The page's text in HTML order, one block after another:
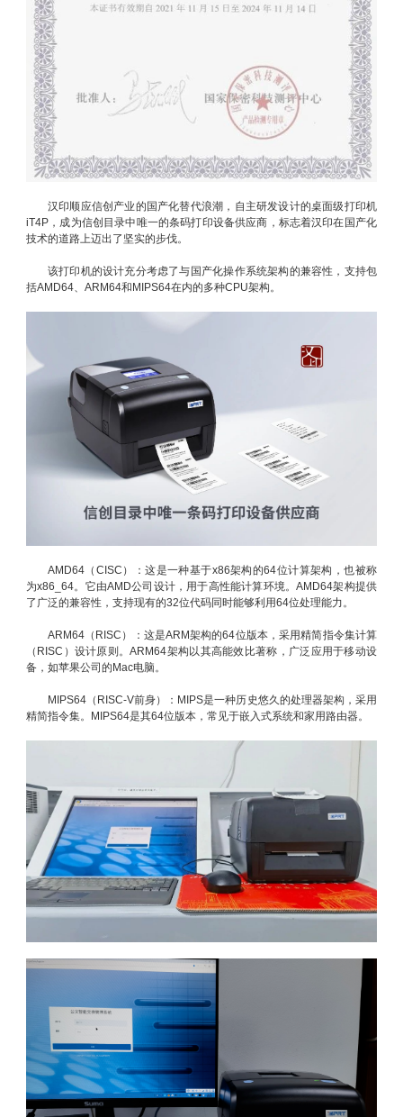
汉印顺应信创产业的国产化替代浪潮，自主研发设计的桌面级打印机
iT4P，成为信创目录中唯一的条码打印设备供应商，标志着汉印在国产化
技术的道路上迈出了坚实的步伐。
该打印机的设计充分考虑了与国产化操作系统架构的兼容性，支持包
括AMD64、ARM64和MIPS64在内的多种CPU架构。
AMD64（CISC）：这是一种基于x86架构的64位计算架构，也被称
为x86_64。它由AMD公司设计，用于高性能计算环境。AMD64架构提供
了广泛的兼容性，支持现有的32位代码同时能够利用64位处理能力。
ARM64（RISC）：这是ARM架构的64位版本，采用精简指令集计算
（RISC）设计原则。ARM64架构以其高能效比著称，广泛应用于移动设
备，如苹果公司的Mac电脑。
MIPS64（RISC-V前身）：MIPS是一种历史悠久的处理器架构，采用
精简指令集。MIPS64是其64位版本，常见于嵌入式系统和家用路由器。